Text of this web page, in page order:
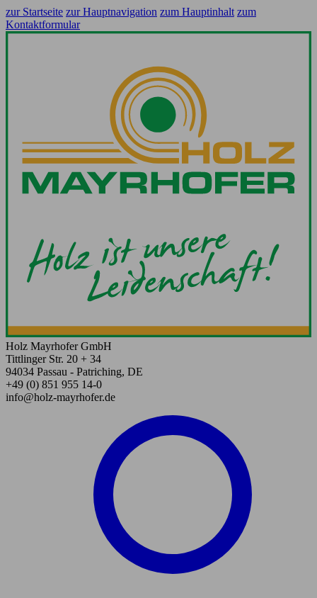
zur Startseite zur Hauptnavigation zum Hauptinhalt zum
Kontaktformular
Holz Mayrhofer GmbH
Tittlinger Str. 20 + 34
94034 Passau - Patriching, DE
+49 (0) 851 955 14-0
info@holz-mayrhofer.de